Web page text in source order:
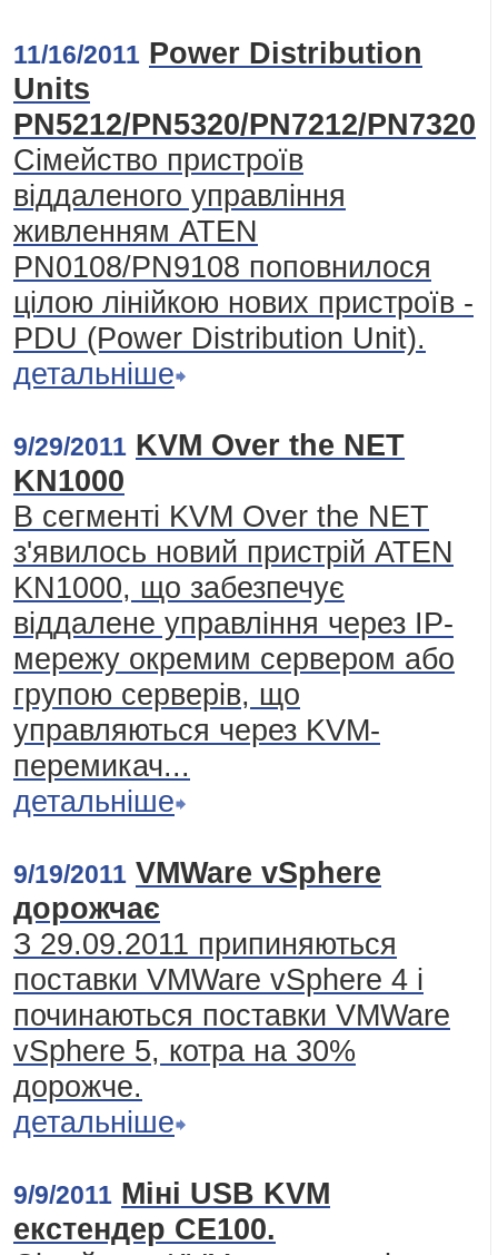
11/16/2011 Power Distribution
Units
PN5212/PN5320/PN7212/PN7320
Сімейство пристроїв
віддаленого управління
живленням ATEN
PN0108/PN9108 поповнилося
цілою лінійкою нових пристроїв -
PDU (Power Distribution Unit).
детальніше
9/29/2011 KVM Over the NET
KN1000
В сегменті KVM Over the NET
з'явилось новий пристрій ATEN
KN1000, що забезпечує
віддалене управління через ІР-
мережу окремим сервером або
групою серверів, що
управляються через KVM-
перемикач...
детальніше
9/19/2011 VMWare vSphere
дорожчає
З 29.09.2011 припиняються
поставки VMWare vSphere 4 і
починаються поставки VMWare
vSphere 5, котра на 30%
дорожче.
детальніше
9/9/2011 Міні USB KVM
екстендер CE100.